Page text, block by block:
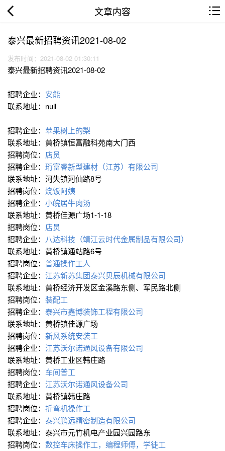
文章内容
泰兴最新招聘资讯2021-08-02
发布时间：2021-08-02 01:30:11
泰兴最新招聘资讯2021-08-02
招聘企业： 安能
联系地址：null
招聘企业： 苹果树上的梨
联系地址：黄桥镇恒富融科苑南大门西
招聘岗位： 店员
招聘企业： 珩富睿新型建材（江苏）有限公司
联系地址：河失镇河仙路8号
招聘岗位： 烧饭阿姨
招聘企业： 小皖居牛肉汤
联系地址：黄桥佳源广场1-1-18
招聘岗位： 店员
招聘企业： 八达科技（靖江云时代金属制品有限公司）
联系地址：黄桥镇通站路6号
招聘岗位： 普通操作工人
招聘企业： 江苏新苏集团泰兴贝辰机械有限公司
联系地址：黄桥经济开发区金溪路东侧、军民路北侧
招聘岗位： 装配工
招聘企业： 泰兴市鑫博装饰工程有限公司
联系地址：黄桥镇佳源广场
招聘岗位： 新风系统安装工
招聘企业： 江苏沃尔诺通风设备有限公司
联系地址：黄桥工业区韩庄路
招聘岗位： 车间普工
招聘企业： 江苏沃尔诺通风设备公司
联系地址：黄桥镇韩庄路
招聘岗位： 折弯机操作工
招聘企业： 泰兴鹏远精密制造有限公司
联系地址：泰兴市元竹机电产业园兴园路东
招聘岗位： 数控车床操作工，编程师傅，学徒工